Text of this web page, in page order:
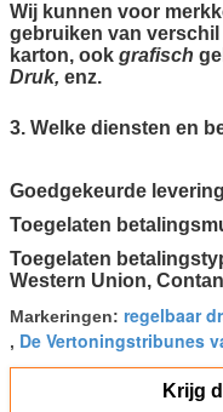
Wij kunnen voor
gebruiken van verschil
karton, ook grafisch
Druk, enz.
3. Welke diensten en
Goedgekeurde
Toegelaten
Toegelaten
Western Union,
Markeringen: regelbaar
, De Vertoningstribunes
Krijg